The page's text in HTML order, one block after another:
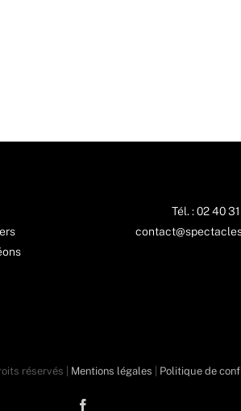
Tél. : 02 40
réservés | Mentions légales Politique de